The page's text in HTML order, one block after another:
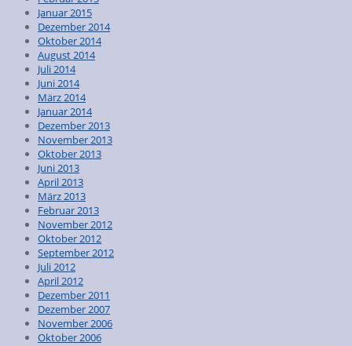
Januar 2015
Dezember 2014
Oktober 2014
August 2014
Juli 2014
Juni 2014
März 2014
Januar 2014
Dezember 2013
November 2013
Oktober 2013
Juni 2013
April 2013
März 2013
Februar 2013
November 2012
Oktober 2012
September 2012
Juli 2012
April 2012
Dezember 2011
Dezember 2007
November 2006
Oktober 2006